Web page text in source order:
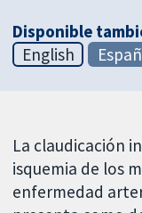
Disponible
English
La claudicación
isquemia de los
enfermedad